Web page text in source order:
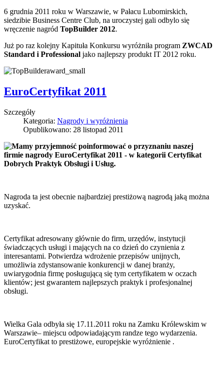
6 grudnia 2011 roku w Warszawie, w Pałacu Lubomirskich,
siedzibie Business Centre Club, na uroczystej gali odbylo się
wręczenie nagród TopBuilder 2012.
Już po raz kolejny Kapituła Konkursu wyróżniła program ZWCAD
Standard i Professional jako najlepszy produkt IT 2012 roku.
EuroCertyfikat 2011
Szczegóły
Kategoria: Nagrody i wyróżnienia
Opublikowano: 28 listopad 2011
Mamy przyjemność poinformować o przyznaniu naszej
firmie nagrody EuroCertyfikat 2011 - w kategorii Certyfikat
Dobrych Praktyk Obsługi i Usług.
Nagroda ta jest obecnie najbardziej prestiżową nagrodą jaką można
uzyskać.
Certyfikat adresowany głównie do firm, urzędów, instytucji
świadczących usługi i mających na co dzień do czynienia z
interesantami. Potwierdza wdrożenie przepisów unijnych,
umożliwia zdystansowanie konkurencji w danej branży,
uwiarygodnia firmę posługującą się tym certyfikatem w oczach
klientów; jest gwarantem najlepszych praktyk i profesjonalnej
obsługi.
Wielka Gala odbyła się 17.11.2011 roku na Zamku Królewskim w
Warszawie– miejscu odpowiadającym randze tego wydarzenia.
EuroCertyfikat to prestiżowe, europejskie wyróżnienie .